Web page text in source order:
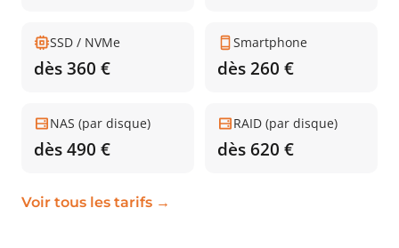
SSD / NVMe
dès 360 €
Smartphone
dès 260 €
NAS (par disque)
dès 490 €
RAID (par disque)
dès 620 €
Voir tous les tarifs →